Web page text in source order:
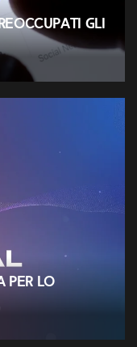
gli
per lo